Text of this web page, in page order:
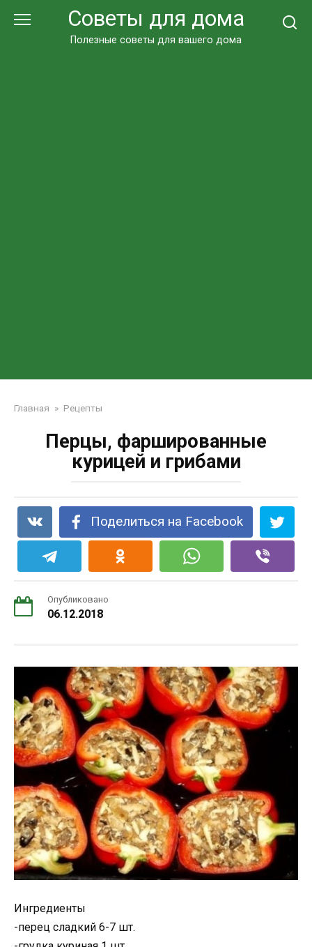
Советы для дома
Полезные советы для вашего дома
Главная » Рецепты
Перцы, фаршированные
курицей и грибами
Поделиться на Facebook
Опубликовано
06.12.2018
Ингредиенты
-перец сладкий 6-7 шт.